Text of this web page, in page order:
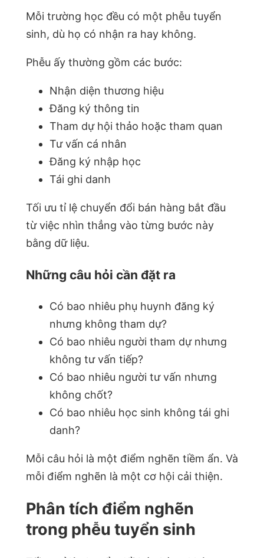
Mỗi trường học đều có một phễu tuyển
sinh, dù họ có nhận ra hay không.
Phễu ấy thường gồm các bước:
Nhận diện thương hiệu
Đăng ký thông tin
Tham dự hội thảo hoặc tham quan
Tư vấn cá nhân
Đăng ký nhập học
Tái ghi danh
Tối ưu tỉ lệ chuyển đổi bán hàng bắt đầu
từ việc nhìn thẳng vào từng bước này
bằng dữ liệu.
Những câu hỏi cần đặt ra
Có bao nhiêu phụ huynh đăng ký
nhưng không tham dự?
Có bao nhiêu người tham dự nhưng
không tư vấn tiếp?
Có bao nhiêu người tư vấn nhưng
không chốt?
Có bao nhiêu học sinh không tái ghi
danh?
Mỗi câu hỏi là một điểm nghẽn tiềm ẩn. Và
mỗi điểm nghẽn là một cơ hội cải thiện.
Phân tích điểm nghẽn
trong phễu tuyển sinh